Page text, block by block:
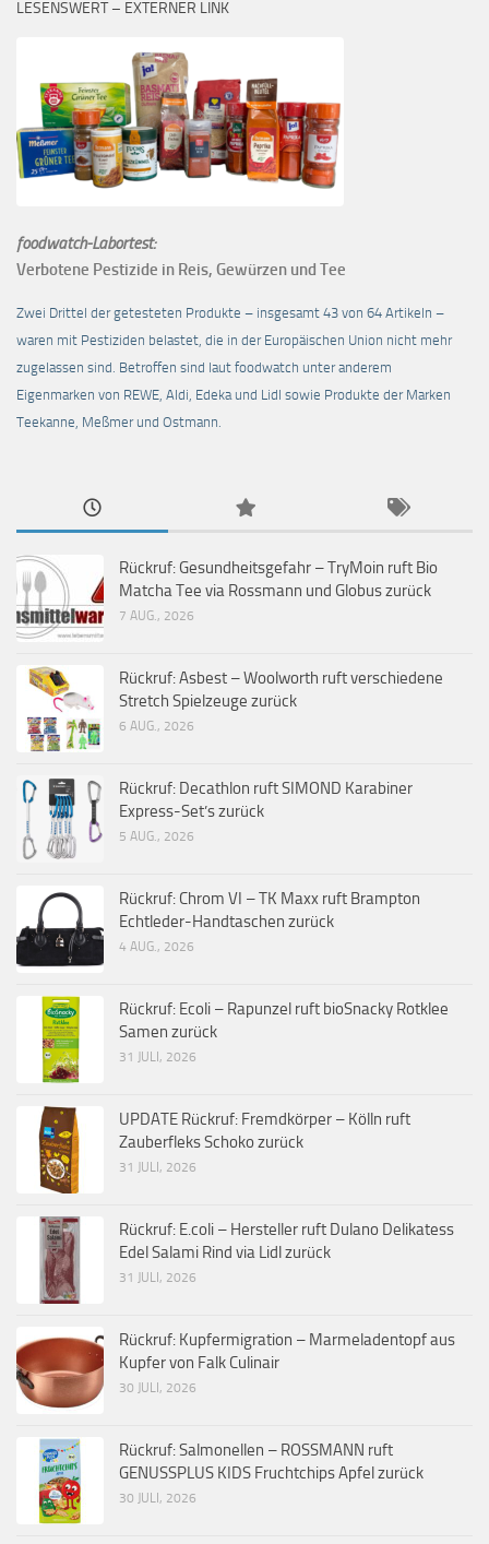
LESENSWERT – EXTERNER LINK
foodwatch-Labortest:
Verbotene Pestizide in Reis, Gewürzen und Tee
Zwei Drittel der getesteten Produkte – insgesamt 43 von 64 Artikeln –
waren mit Pestiziden belastet, die in der Europäischen Union nicht mehr
zugelassen sind. Betroffen sind laut foodwatch unter anderem
Eigenmarken von REWE, Aldi, Edeka und Lidl sowie Produkte der Marken
Teekanne, Meßmer und Ostmann.
Rückruf: Gesundheitsgefahr – TryMoin ruft Bio
Matcha Tee via Rossmann und Globus zurück
7 AUG., 2026
Rückruf: Asbest – Woolworth ruft verschiedene
Stretch Spielzeuge zurück
6 AUG., 2026
Rückruf: Decathlon ruft SIMOND Karabiner
Express-Set’s zurück
5 AUG., 2026
Rückruf: Chrom VI – TK Maxx ruft Brampton
Echtleder-Handtaschen zurück
4 AUG., 2026
Rückruf: Ecoli – Rapunzel ruft bioSnacky Rotklee
Samen zurück
31 JULI, 2026
UPDATE Rückruf: Fremdkörper – Kölln ruft
Zauberfleks Schoko zurück
31 JULI, 2026
Rückruf: E.coli – Hersteller ruft Dulano Delikatess
Edel Salami Rind via Lidl zurück
31 JULI, 2026
Rückruf: Kupfermigration – Marmeladentopf aus
Kupfer von Falk Culinair
30 JULI, 2026
Rückruf: Salmonellen – ROSSMANN ruft
GENUSSPLUS KIDS Fruchtchips Apfel zurück
30 JULI, 2026